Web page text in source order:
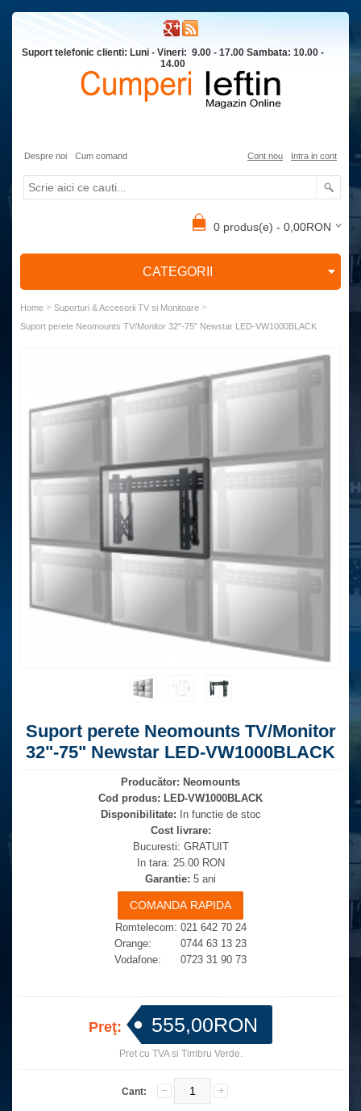
Suport telefonic clienti: Luni - Vineri: 9.00 - 17.00 Sambata: 10.00 -
14.00
Despre noi Cum comand Cont nou Intra in cont
0 produs(e) - 0,00RON
CATEGORII
Home > Suporturi & Accesorii TV si Monitoare >
Suport perete Neomounts TV/Monitor 32"-75" Newstar LED-VW1000BLACK
Suport perete Neomounts TV/Monitor
32"-75" Newstar LED-VW1000BLACK
Producător: Neomounts
Cod produs: LED-VW1000BLACK
Disponibilitate: In functie de stoc
Cost livrare:
Bucuresti: GRATUIT
In tara: 25.00 RON
Garantie: 5 ani
Romtelecom: 021 642 70 24
Orange: 0744 63 13 23
Vodafone: 0723 31 90 73
Preţ: 555,00RON
Pret cu TVA si Timbru Verde.
Cant: